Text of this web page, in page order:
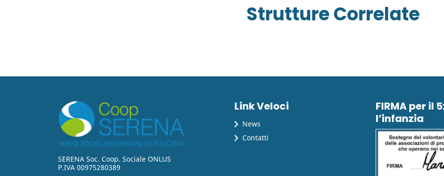
Strutture Correlate
SERENA Soc. Coop. Sociale ONLUS
P.IVA 00975280389
Link Veloci
News
Contatti
FIRMA per il
l’infanzia